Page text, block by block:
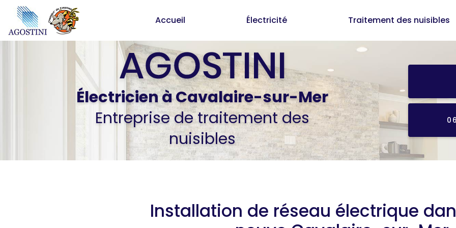
contenu
Accueil Électricité Traitement des nuisibles
Électricienà Cavalaire-sur-Mer
Entreprise de traitement des
nuisibles
Installation de réseau électrique